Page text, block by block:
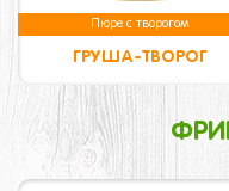
Пюре с творогом
ГРУША-ТВОРОГ